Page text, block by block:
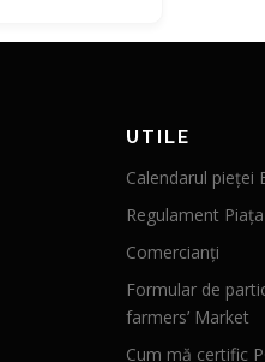
UTILE
Calendarul pieței
Regulament
Comercianți
Formular de
farmers’ Market
Cum mă certific